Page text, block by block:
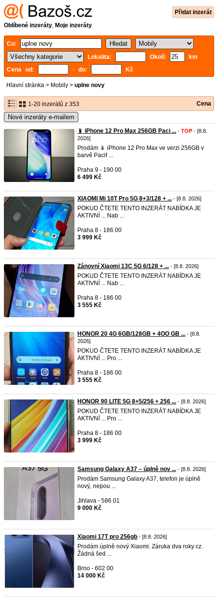
Přidat inzerát
Oblíbené inzeráty, Moje inzeráty
Co:
Lokalita:
Okolí:
km
Cena od:
- do: Kč
Hlavní stránka > Mobily > uplne novy
1-20 inzerátů z 353 Cena
Nové inzeráty e-mailem
📱 iPhone 12 Pro Max 256GB Paci ... - TOP - [8.8.
2026]
Prodám 📱 iPhone 12 Pro Max ve verzi 256GB v
barvě Pacif ...
Praha 9 - 190 00
6 499 Kč
XIAOMI Mi 10T Pro 5G 8+3/128 + ... - [8.8. 2026]
POKUD ČTETE TENTO INZERÁT NABÍDKA JE
AKTIVNÍ ... Nab ...
Praha 8 - 186 00
3 999 Kč
Zánovní Xiaomi 13C 5G 6/128 + ... - [8.8. 2026]
POKUD ČTETE TENTO INZERÁT NABÍDKA JE
AKTIVNÍ ... Nab ...
Praha 8 - 186 00
3 555 Kč
HONOR 20 4G 6GB/128GB + 4ОО GB ... - [8.8.
2026]
POKUD ČTETE TENTO INZERÁT NABÍDKA JE
AKTIVNÍ ... Pro ...
Praha 8 - 186 00
3 555 Kč
HONOR 90 LITE 5G 8+5/256 + 256 ... - [8.8. 2026]
POKUD ČTETE TENTO INZERÁT NABÍDKA JE
AKTIVNÍ ... Pro ...
Praha 8 - 186 00
3 999 Kč
Samsung Galaxy A37 – úplně nov ... - [8.8. 2026]
Prodám Samsung Galaxy A37, telefon je úplně
nový, nepou ...
Jihlava - 586 01
9 000 Kč
Xiaomi 17T pro 256gb - [8.8. 2026]
Prodám úplně nový Xiaomi. Záruka dva roky cz.
Žádná šed ...
Brno - 602 00
14 000 Kč